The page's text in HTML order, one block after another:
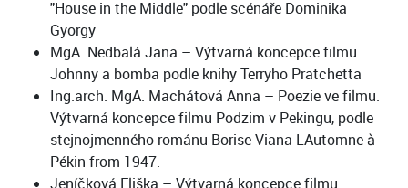
"House in the Middle" podle scénáře Dominika
Gyorgy
MgA. Nedbalá Jana – Výtvarná koncepce filmu
Johnny a bomba podle knihy Terryho Pratchetta
Ing.arch. MgA. Machátová Anna – Poezie ve filmu.
Výtvarná koncepce filmu Podzim v Pekingu, podle
stejnojmenného románu Borise Viana LAutomne à
Pékin from 1947.
Jeníčková Eliška – Výtvarná koncepce filmu